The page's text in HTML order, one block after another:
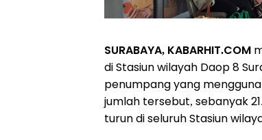
SURABAYA, KABARHIT.COM
di Stasiun wilayah Daop 8
penumpang yang
jumlah tersebut, sebanyak
turun di seluruh Stasiun